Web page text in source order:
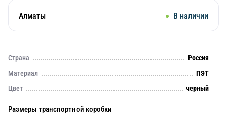
Алматы В наличии
Страна
Россия
Материал
ПЭТ
Цвет
черный
Размеры транспортной коробки